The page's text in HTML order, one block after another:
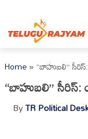
Home»“బాహుబలి”
“బాహుబలి”
ByTR Political